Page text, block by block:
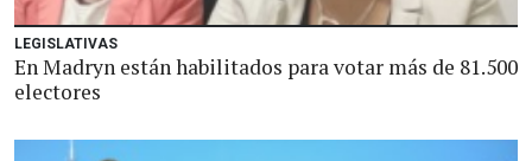
LEGISLATIVAS
En Madryn están habilitados para votar más de 81.500
electores